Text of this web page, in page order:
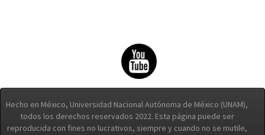
Hecho en México, Universidad Nacional Autónoma de México (UNAM),
todos los derechos reservados 2022. Esta página puede ser
reproducida con fines no lucrativos, siempre y cuando no se mutile,